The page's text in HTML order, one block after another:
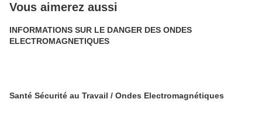
Vous aimerez aussi
INFORMATIONS SUR LE DANGER DES ONDES
ELECTROMAGNETIQUES
Santé Sécurité au Travail / Ondes Electromagnétiques